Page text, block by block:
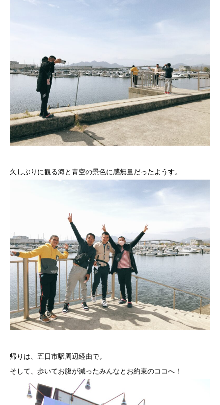
久しぶりに観る海と青空の景色に感無量だったようす。
帰りは、五日市駅周辺経由で。
そして、歩いてお腹が減ったみんなとお約束のココへ！